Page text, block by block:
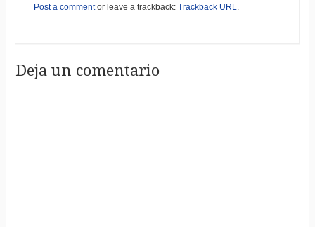
Post a commentor leave a trackback: Trackback URL
Deja un comentario